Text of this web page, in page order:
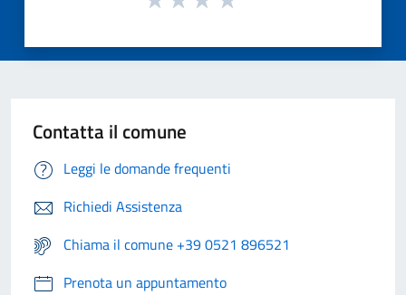
Contatta il comune
Leggi le domande frequenti
Richiedi Assistenza
Chiama il comune +39 0521 896521
Prenota un appuntamento